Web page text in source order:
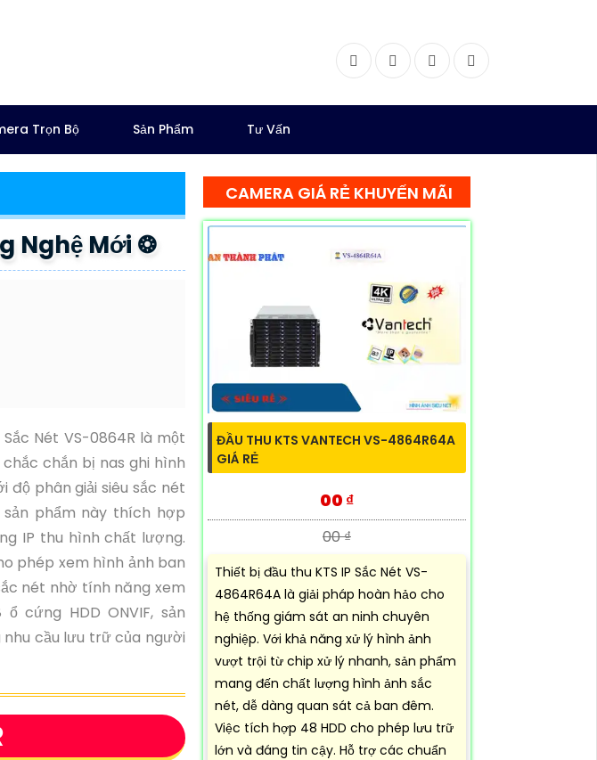
FacebookTwitter InstagramDribbble
Trọn Bộ Sản Phẩm Tư Vấn
Nghệ Mới ❂
Nét VS-0864R là một
chắn bị nas ghi hình
độ phân giải siêu sắc nét
phẩm này thích hợp
IP thu hình chất lượng.
phép xem hình ảnh ban
nét nhờ tính năng xem
cứng HDD ONVIF, sản
cầu lưu trữ của người
CAMERA GIÁ RẺ KHUYẾN MÃI
ĐẦU THU KTS VANTECH VS-4864R64A
GIÁ RẺ
00 ₫
00 ₫
Thiết bị đầu thu KTS IP Sắc Nét VS-
4864R64A là giải pháp hoàn hảo cho
hệ thống giám sát an ninh chuyên
nghiệp. Với khả năng xử lý hình ảnh
vượt trội từ chip xử lý nhanh, sản phẩm
mang đến chất lượng hình ảnh sắc
nét, dễ dàng quan sát cả ban đêm.
Việc tích hợp 48 HDD cho phép lưu trữ
lớn và đáng tin cậy. Hỗ trợ các chuẩn